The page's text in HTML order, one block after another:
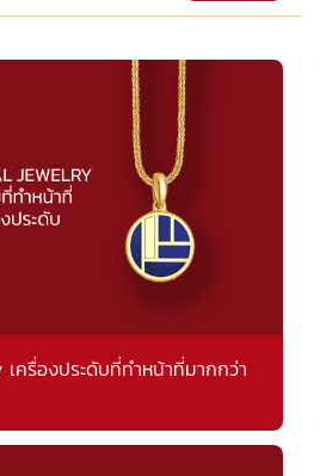
ครื่องประดับที่ทำหน้าที่มากกว่า